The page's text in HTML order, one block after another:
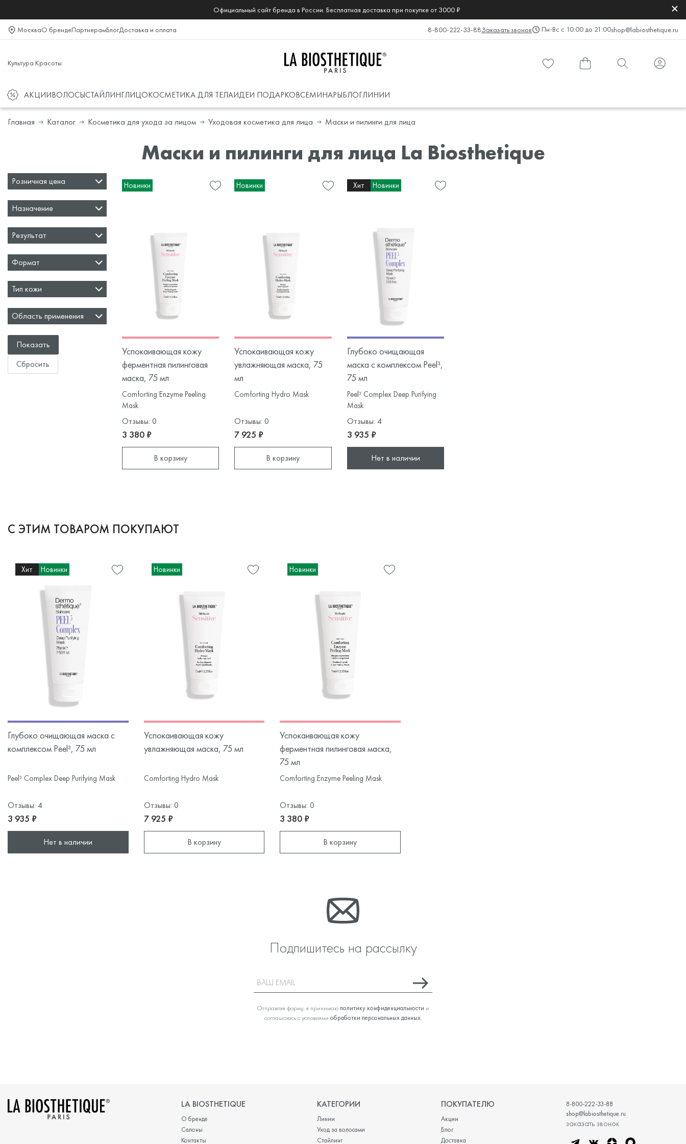
Официальный сайт бренда в России. Бесплатная доставка при покупке от 3000 ₽
МоскваО брендеПартнерамБлогДоставка и оплата 8-800-222-33-88Заказать звонок Пн-Вс с 10:00 до 21:00shop@labiosthetique.ru
Культура Красоты
АКЦИИВОЛОСЫСТАЙЛИНГЛИЦОКОСМЕТИКА ДЛЯ ТЕЛАИДЕИ ПОДАРКОВСЕМИНАРЫБЛОГЛИНИИ
Главная Каталог Косметика для ухода за лицом Уходовая косметика для лица Маски и пилинги для лица
Маски и пилинги для лица La Biosthetique
Розничная цена
Назначение
Результат
Формат
Тип кожи
Область применения
Новинки
Успокаивающая кожу
ферментная пилинговая
маска, 75 мл
Comforting Enzyme Peeling
Mask
Отзывы: 0
3 380 ₽
В корзину
Новинки
Успокаивающая кожу
увлажняющая маска, 75
мл
Comforting Hydro Mask
Отзывы: 0
7 925 ₽
В корзину
Хит Новинки
Глубоко очищающая
маска с комплексом Peel³,
75 мл
Peel³ Complex Deep Purifying
Mask
Отзывы: 4
3 935 ₽
Нет в наличии
С ЭТИМ ТОВАРОМ ПОКУПАЮТ
Хит Новинки
Глубоко очищающая маска с
комплексом Peel³, 75 мл
Peel³ Complex Deep Purifying Mask
Отзывы: 4
3 935 ₽
Нет в наличии
Новинки
Успокаивающая кожу
увлажняющая маска, 75 мл
Comforting Hydro Mask
Отзывы: 0
7 925 ₽
В корзину
Новинки
Успокаивающая кожу
ферментная пилинговая маска,
75 мл
Comforting Enzyme Peeling Mask
Отзывы: 0
3 380 ₽
В корзину
Подпишитесь на рассылку
Отправляя форму, я принимаю политику конфиденциальности и
соглашаюсь с условиями обработки персональных данных.
LA BIOSTHETIQUE
О бренде
Салоны
Контакты
КАТЕГОРИИ
Линии
Уход за волосами
Стайлинг
ПОКУПАТЕЛЮ
Акции
Блог
Доставка
8-800-222-33-88
shop@labiosthetique.ru
заказать звонок